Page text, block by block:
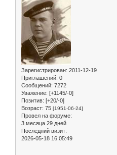
Зарегистрирован: 2011-12-19
Приглашений: 0
Сообщений: 7272
Уважение: [+1145/-0]
Позитив: [+20/-0]
Возраст: 75 [1951-06-24]
Провел на форуме:
3 месяца 29 дней
Последний визит:
2026-05-18 16:05:49